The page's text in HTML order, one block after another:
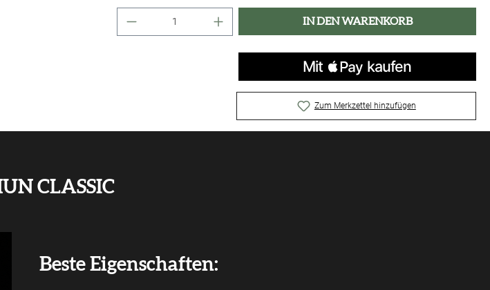
Produkt Anzahl: Gib den gewünschten Wert ein
IN DEN WARENKORB
Zum Merkzettel hinzufügen
CLASSIC
Beste Eigenschaften: